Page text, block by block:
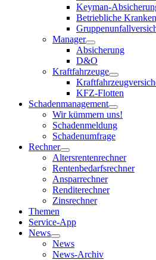
Keyman-
Betriebliche
Manager
Absicherung
D&O
Kraftfahrzeuge
KFZ-Flotten
Schadenmanagement
Wir kümmern uns!
Schadenmeldung
Schadenumfrage
Rechner
Altersrentenrechner
Rentenbedarfsrechner
Ansparrechner
Renditerechner
Zinsrechner
Themen
Service-App
News
News
News-Archiv